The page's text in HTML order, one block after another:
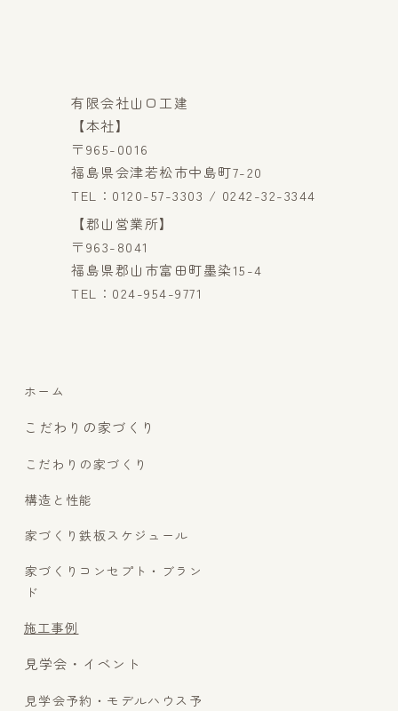
有限会社山口工建
【本社】
〒965-0016
福島県会津若松市中島町7-20
TEL：0120-57-3303 / 0242-32-3344
【郡山営業所】
〒963-8041
福島県郡山市富田町墨染15-4
TEL：024-954-9771
ホーム
こだわりの家づくり
こだわりの家づくり
構造と性能
家づくり鉄板スケジュール
家づくりコンセプト・ブラン
ド
施工事例
見学会・イベント
見学会予約・モデルハウス予